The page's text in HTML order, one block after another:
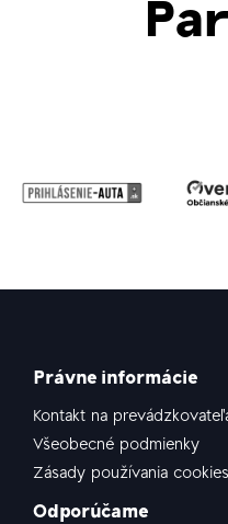
Právne informácie
Kontakt na
Všeobecné podmienky
Zásady používania cookies
Odporúčame